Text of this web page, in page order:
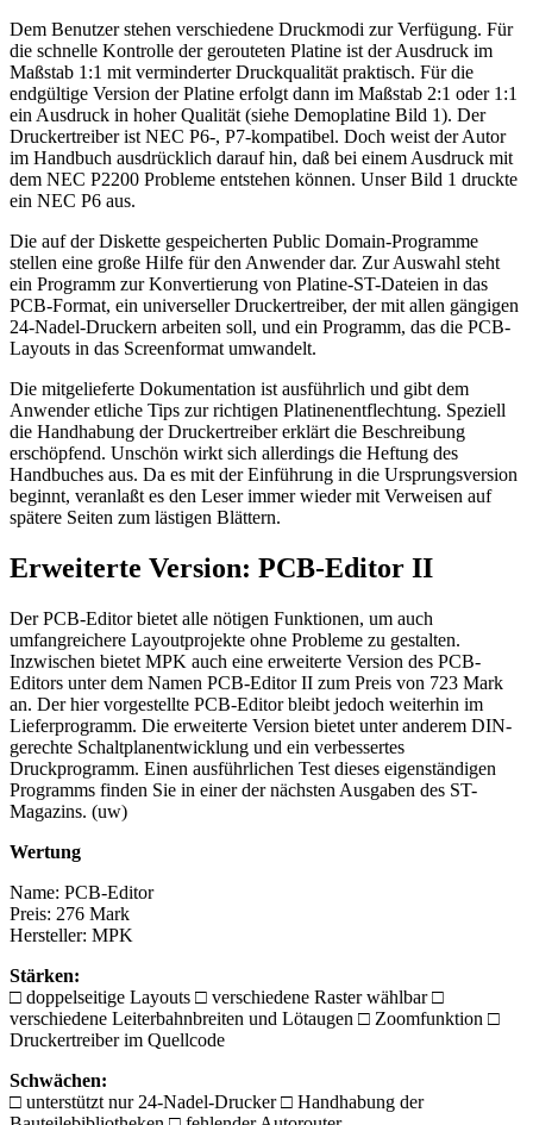
Dem Benutzer stehen verschiedene Druckmodi zur Verfügung. Für
die schnelle Kontrolle der gerouteten Platine ist der Ausdruck im
Maßstab 1:1 mit verminderter Druckqualität praktisch. Für die
endgültige Version der Platine erfolgt dann im Maßstab 2:1 oder 1:1
ein Ausdruck in hoher Qualität (siehe Demoplatine Bild 1). Der
Druckertreiber ist NEC P6-, P7-kompatibel. Doch weist der Autor
im Handbuch ausdrücklich darauf hin, daß bei einem Ausdruck mit
dem NEC P2200 Probleme entstehen können. Unser Bild 1 druckte
ein NEC P6 aus.
Die auf der Diskette gespeicherten Public Domain-Programme
stellen eine große Hilfe für den Anwender dar. Zur Auswahl steht
ein Programm zur Konvertierung von Platine-ST-Dateien in das
PCB-Format, ein universeller Druckertreiber, der mit allen gängigen
24-Nadel-Druckern arbeiten soll, und ein Programm, das die PCB-
Layouts in das Screenformat umwandelt.
Die mitgelieferte Dokumentation ist ausführlich und gibt dem
Anwender etliche Tips zur richtigen Platinenentflechtung. Speziell
die Handhabung der Druckertreiber erklärt die Beschreibung
erschöpfend. Unschön wirkt sich allerdings die Heftung des
Handbuches aus. Da es mit der Einführung in die Ursprungsversion
beginnt, veranlaßt es den Leser immer wieder mit Verweisen auf
spätere Seiten zum lästigen Blättern.
Erweiterte Version: PCB-Editor II
Der PCB-Editor bietet alle nötigen Funktionen, um auch
umfangreichere Layoutprojekte ohne Probleme zu gestalten.
Inzwischen bietet MPK auch eine erweiterte Version des PCB-
Editors unter dem Namen PCB-Editor II zum Preis von 723 Mark
an. Der hier vorgestellte PCB-Editor bleibt jedoch weiterhin im
Lieferprogramm. Die erweiterte Version bietet unter anderem DIN-
gerechte Schaltplanentwicklung und ein verbessertes
Druckprogramm. Einen ausführlichen Test dieses eigenständigen
Programms finden Sie in einer der nächsten Ausgaben des ST-
Magazins. (uw)
Wertung
Name: PCB-Editor
Preis: 276 Mark
Hersteller: MPK
Stärken:
□ doppelseitige Layouts □ verschiedene Raster wählbar □
verschiedene Leiterbahnbreiten und Lötaugen □ Zoomfunktion □
Druckertreiber im Quellcode
Schwächen:
□ unterstützt nur 24-Nadel-Drucker □ Handhabung der